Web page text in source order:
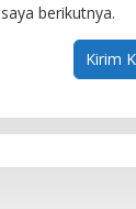
berikutnya.